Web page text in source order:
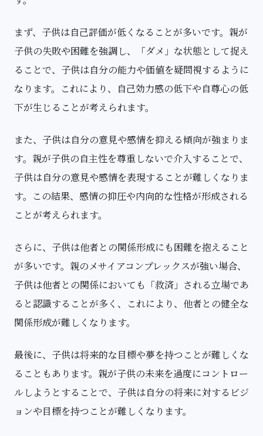
まず、子供は自己評価が低くなることが多いです。親が
子供の失敗や困難を強調し、「ダメ」な状態として捉え
ることで、子供は自分の能力や価値を疑問視するように
なります。これにより、自己効力感の低下や自尊心の低
下が生じることが考えられます。
また、子供は自分の意見や感情を抑える傾向が強まりま
す。親が子供の自主性を尊重しないで介入することで、
子供は自分の意見や感情を表現することが難しくなりま
す。この結果、感情の抑圧や内向的な性格が形成される
ことが考えられます。
さらに、子供は他者との関係形成にも困難を抱えること
が多いです。親のメサイアコンプレックスが強い場合、
子供は他者との関係においても「救済」される立場であ
ると認識することが多く、これにより、他者との健全な
関係形成が難しくなります。
最後に、子供は将来的な目標や夢を持つことが難しくな
ることもあります。親が子供の未来を過度にコントロー
ルしようとすることで、子供は自分の将来に対するビジ
ョンや目標を持つことが難しくなります。